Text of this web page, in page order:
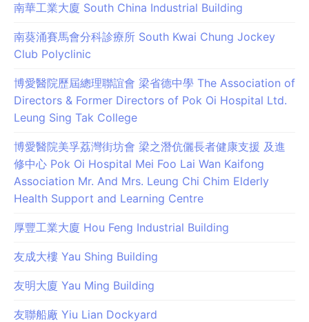
南華工業大廈 South China Industrial Building
南葵涌賽馬會分科診療所 South Kwai Chung Jockey
Club Polyclinic
博愛醫院歷屆總理聯誼會 梁省德中學 The Association of
Directors & Former Directors of Pok Oi Hospital Ltd.
Leung Sing Tak College
博愛醫院美孚荔灣街坊會 梁之潛伉儷長者健康支援 及進
修中心 Pok Oi Hospital Mei Foo Lai Wan Kaifong
Association Mr. And Mrs. Leung Chi Chim Elderly
Health Support and Learning Centre
厚豐工業大廈 Hou Feng Industrial Building
友成大樓 Yau Shing Building
友明大廈 Yau Ming Building
友聯船廠 Yiu Lian Dockyard